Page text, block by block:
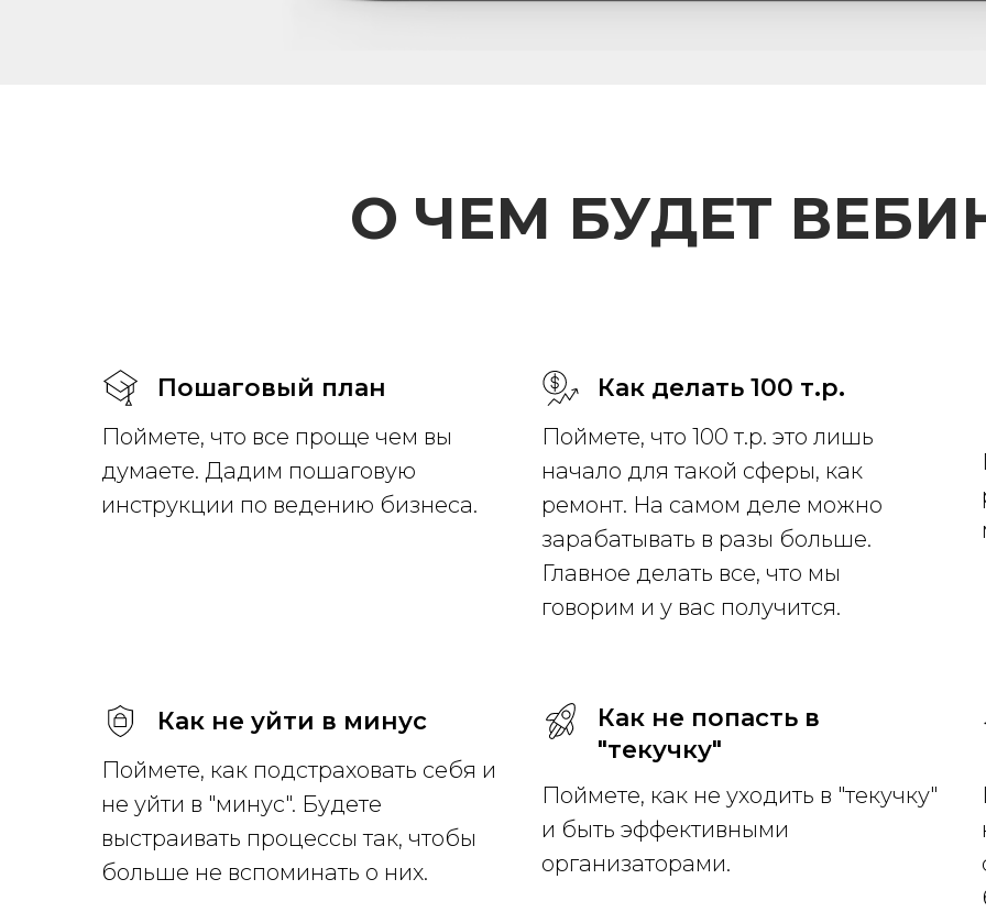
О ЧЕМ БУДЕТ
Пошаговый план
Поймете, что все проще чем вы
думаете. Дадим пошаговую
инструкции по ведению бизнеса.
Как делать 100 т.р.
Поймете, что 100 т.р. это лишь
начало для такой сферы, как
ремонт. На самом деле можно
зарабатывать в разы больше.
Главное делать все, что мы
говорим и у вас получится.
Как не уйти в минус
Поймете, как подстраховать себя и
не уйти в "минус". Будете
выстраивать процессы так, чтобы
больше не вспоминать о них.
Как не попасть в
"текучку"
Поймете, как не уходить в "текучку"
и быть эффективными
организаторами.